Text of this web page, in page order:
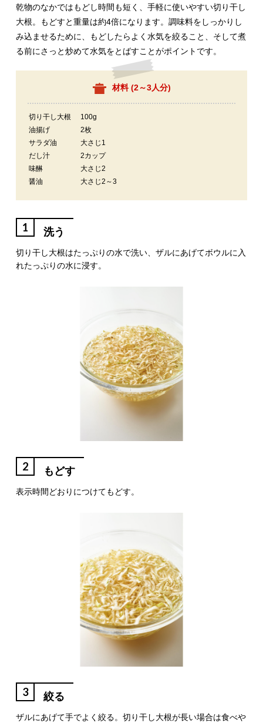
乾物のなかではもどし時間も短く、手軽に使いやすい切り干し
大根。もどすと重量は約4倍になります。調味料をしっかりし
み込ませるために、もどしたらよく水気を絞ること、そして煮
る前にさっと炒めて水気をとばすことがポイントです。
材料 (2～3人分)
切り干し大根
100g
油揚げ
2枚
サラダ油
大さじ1
だし汁
2カップ
味醂
大さじ2
醤油
大さじ2～3
1 洗う
切り干し大根はたっぷりの水で洗い、ザルにあげてボウルに入
れたっぷりの水に浸す。
2 もどす
表示時間どおりにつけてもどす。
3 絞る
ザルにあげて手でよく絞る。切り干し大根が長い場合は食べや